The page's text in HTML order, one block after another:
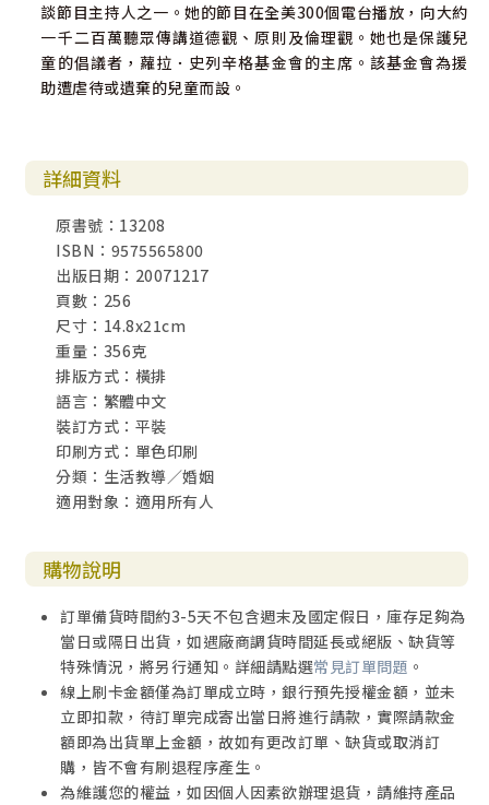
談節目主持人之一。她的節目在全美300個電台播放，向大約
一千二百萬聽眾傳講道德觀、原則及倫理觀。她也是保護兒
童的倡議者，蘿拉．史列辛格基金會的主席。該基金會為援
助遭虐待或遺棄的兒童而設。
詳細資料
原書號：13208
ISBN：9575565800
出版日期：20071217
頁數：256
尺寸：14.8x21cm
重量：356克
排版方式：橫排
語言：繁體中文
裝訂方式：平裝
印刷方式：單色印刷
分類：生活教導／婚姻
適用對象：適用所有人
購物說明
訂單備貨時間約3-5天不包含週末及國定假日，庫存足夠為
當日或隔日出貨，如遇廠商調貨時間延長或絕版、缺貨等
特殊情況，將另行通知。詳細請點選常見訂單問題 。
線上刷卡金額僅為訂單成立時，銀行預先授權金額，並未
立即扣款，待訂單完成寄出當日將進行請款，實際請款金
額即為出貨單上金額，故如有更改訂單、缺貨或取消訂
購，皆不會有刷退程序產生。
為維護您的權益，如因個人因素欲辦理退貨，請維持產品